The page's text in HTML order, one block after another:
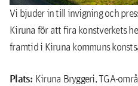
Vi bjuder in till invigning och
Kiruna för att fira konstverkets
framtid i Kiruna kommuns
Plats: Kiruna Bryggeri, TGA-